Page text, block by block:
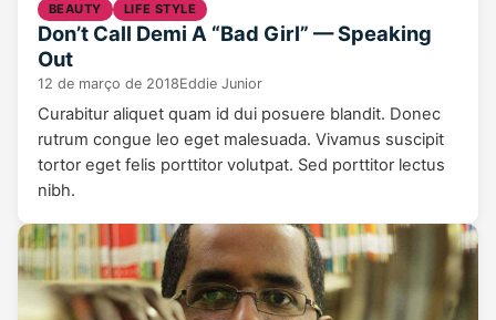
BEAUTY LIFE STYLE
Don’t Call Demi A “Bad Girl” — Speaking
Out
12 de março de 2018Eddie Junior
Curabitur aliquet quam id dui posuere blandit. Donec
rutrum congue leo eget malesuada. Vivamus suscipit
tortor eget felis porttitor volutpat. Sed porttitor lectus
nibh.